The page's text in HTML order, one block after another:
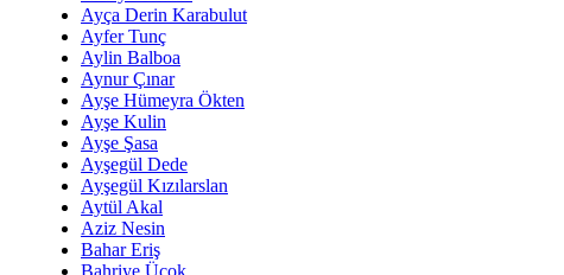
Ayça Derin Karabulut
Ayfer Tunç
Aylin Balboa
Aynur Çınar
Ayşe Hümeyra Ökten
Ayşe Kulin
Ayşe Şasa
Ayşegül Dede
Ayşegül Kızılarslan
Aytül Akal
Aziz Nesin
Bahar Eriş
Bahriye Üçok